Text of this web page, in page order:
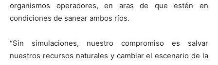
organismos operadores, en aras de que estén en
condiciones de sanear ambos ríos.
“Sin simulaciones, nuestro compromiso es salvar
nuestros recursos naturales y cambiar el escenario de la